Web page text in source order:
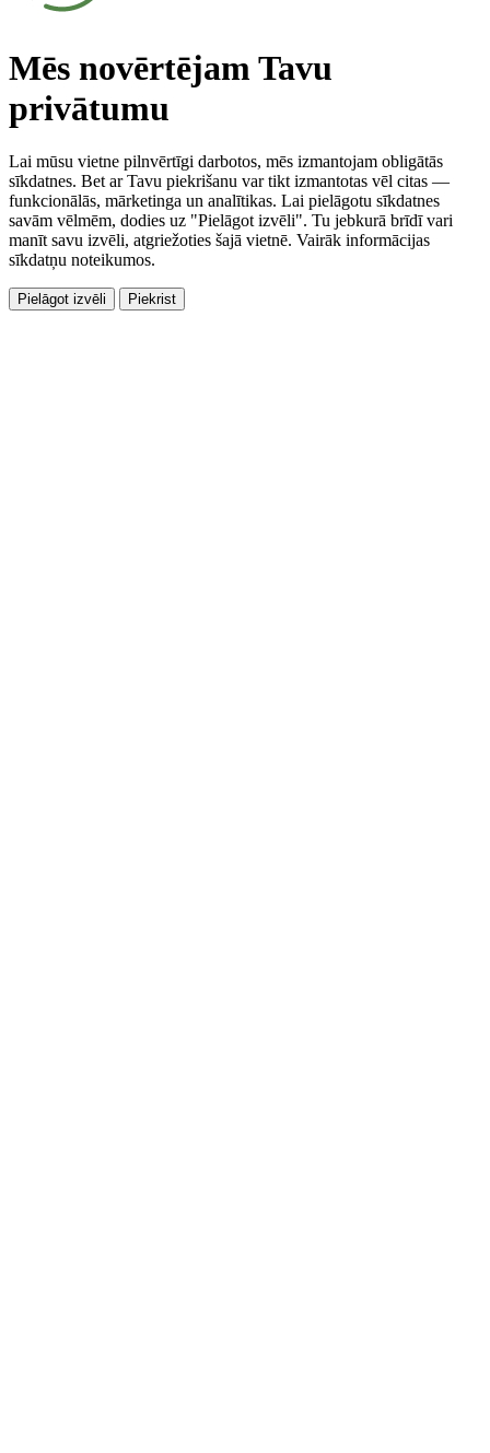
Mēs novērtējam Tavu
privātumu
Lai mūsu vietne pilnvērtīgi darbotos, mēs izmantojam obligātās
sīkdatnes. Bet ar Tavu piekrišanu var tikt izmantotas vēl citas —
funkcionālās, mārketinga un analītikas. Lai pielāgotu sīkdatnes
savām vēlmēm, dodies uz "Pielāgot izvēli". Tu jebkurā brīdī vari
manīt savu izvēli, atgriežoties šajā vietnē. Vairāk informācijas
sīkdatņu noteikumos.
Pielāgot izvēli Piekrist